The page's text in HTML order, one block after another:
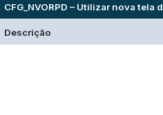
CFG_NVORPD – Utilizar nova
Descrição